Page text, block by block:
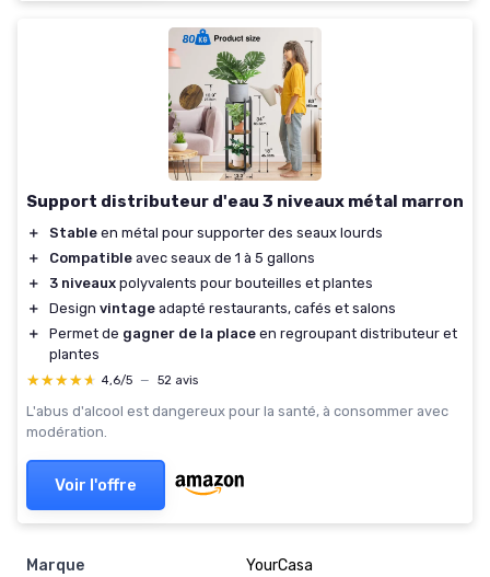
Support distributeur d'eau 3 niveaux métal marron
＋ Stable en métal pour supporter des seaux lourds
＋
Compatible avec seaux de 1 à 5 gallons
＋
3 niveaux polyvalents pour bouteilles et plantes
＋
Design vintage adapté restaurants, cafés et salons
＋
Permet de gagner de la place en regroupant distributeur et
plantes
★★★★★
★★★★★ 4,6/5 — 52 avis
L'abus d'alcool est dangereux pour la santé, à consommer avec
modération.
Voir l'offre
Marque
YourCasa